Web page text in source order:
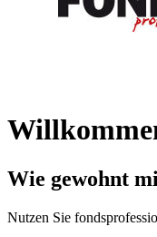
Wie gewohnt
Nutzen Sie